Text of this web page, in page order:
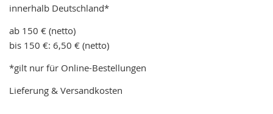
innerhalb Deutschland*
ab 150 € (netto)
bis 150 €: 6,50 € (netto)
*gilt nur für Online-Bestellungen
Lieferung & Versandkosten